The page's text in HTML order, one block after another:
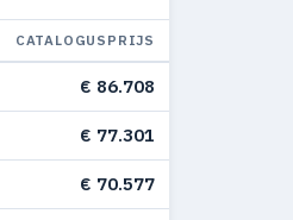
CATALOGUSPRIJS
€ 86.708
€ 77.301
€ 70.577